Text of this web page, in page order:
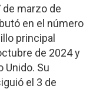
marzo de
en el número
principal
de 2024 y
Unido. Su
el 3 de